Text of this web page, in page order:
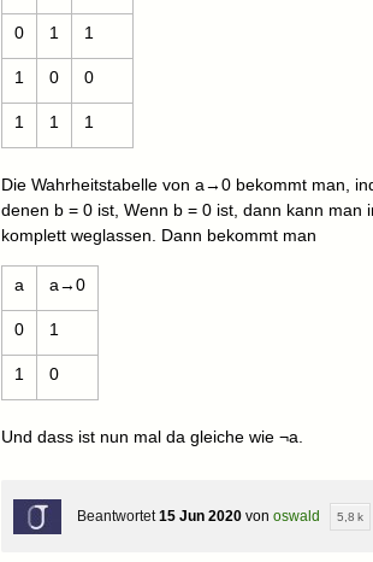
0 1 1
1 0 0
1 1 1
Die Wahrheitstabelle von a→0 bekommt man,
denen b = 0 ist, Wenn b = 0 ist, dann kann man
komplett weglassen. Dann bekommt man
a a→0
0 1
1 0
Und dass ist nun mal da gleiche wie ¬a.
Beantwortet 15 Jun 2020 vonoswald 5,8 k